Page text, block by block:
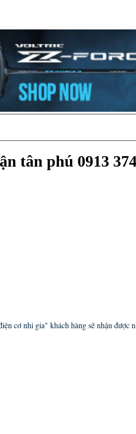
tân phú 0913
cơ nhi gia" khách hàng sẽ nhận được